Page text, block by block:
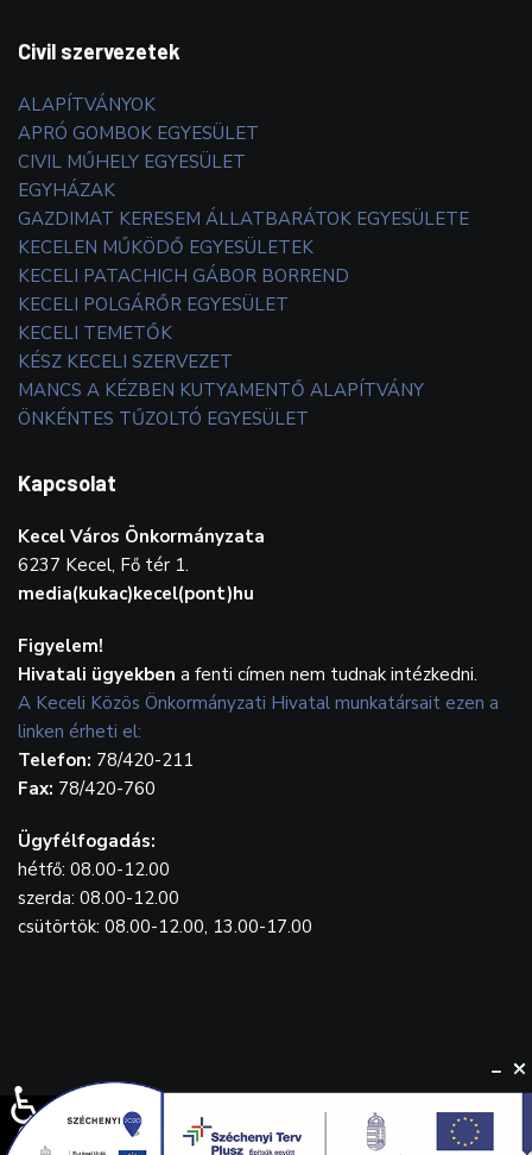
Civil szervezetek
ALAPÍTVÁNYOK
APRÓ GOMBOK EGYESÜLET
CIVIL MŰHELY EGYESÜLET
EGYHÁZAK
GAZDIMAT KERESEM ÁLLATBARÁTOK EGYESÜLETE
KECELEN MŰKÖDŐ EGYESÜLETEK
KECELI PATACHICH GÁBOR BORREND
KECELI POLGÁRŐR EGYESÜLET
KECELI TEMETŐK
KÉSZ KECELI SZERVEZET
MANCS A KÉZBEN KUTYAMENTŐ ALAPÍTVÁNY
ÖNKÉNTES TŰZOLTÓ EGYESÜLET
Kapcsolat
Kecel Város Önkormányzata
6237 Kecel, Fő tér 1.
media(kukac)kecel(pont)hu
Figyelem!
Hivatali ügyekben a fenti címen nem tudnak intézkedni.
A Keceli Közös Önkormányzati Hivatal munkatársait ezen a
linken érheti el:
Telefon: 78/420-211
Fax: 78/420-760
Ügyfélfogadás:
hétfő: 08.00-12.00
szerda: 08.00-12.00
csütörtök: 08.00-12.00, 13.00-17.00
© {2023} Kecel.hu. Designed byWebGrafika.hu